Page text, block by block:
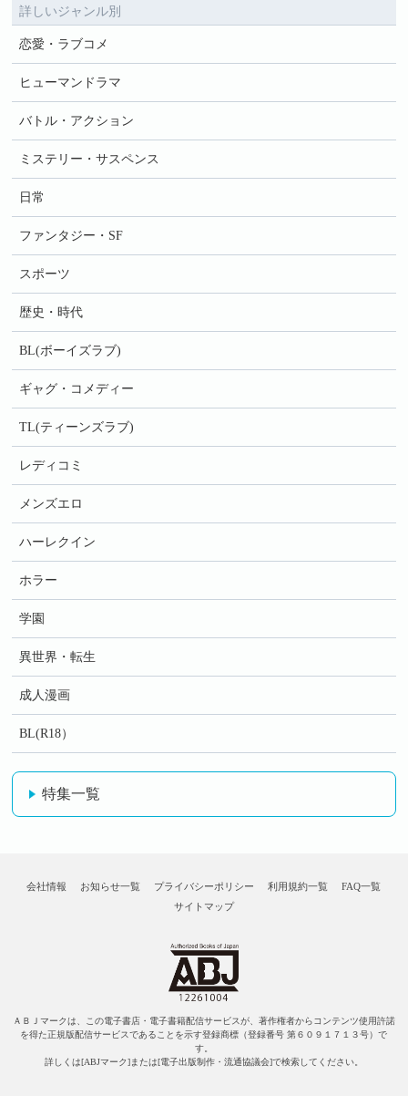
詳しいジャンル別
恋愛・ラブコメ
ヒューマンドラマ
バトル・アクション
ミステリー・サスペンス
日常
ファンタジー・SF
スポーツ
歴史・時代
BL(ボーイズラブ)
ギャグ・コメディー
TL(ティーンズラブ)
レディコミ
メンズエロ
ハーレクイン
ホラー
学園
異世界・転生
成人漫画
BL(R18）
特集一覧
会社情報 お知らせ一覧 プライバシーポリシー 利用規約一覧
FAQ一覧
サイトマップ
ＡＢＪマークは、この電子書店・電子書籍配信サービスが、著作権者からコンテンツ使用許諾
を得た正規版配信サービスであることを示す登録商標（登録番号 第６０９１７１３号）で
す。
詳しくは[ABJマーク]または[電子出版制作・流通協議会]で検索してください。